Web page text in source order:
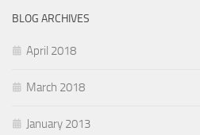
BLOG ARCHIVES
April 2018
March 2018
January 2013